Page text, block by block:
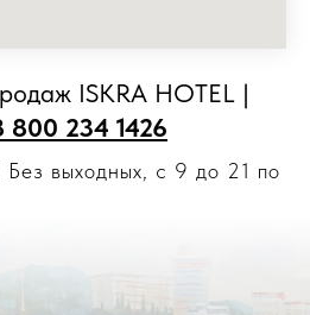
ISKRA HOTEL |
800 234 1426
Без выходных, с 9 до 21 по